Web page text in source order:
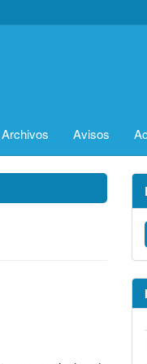
Archivos Avisos